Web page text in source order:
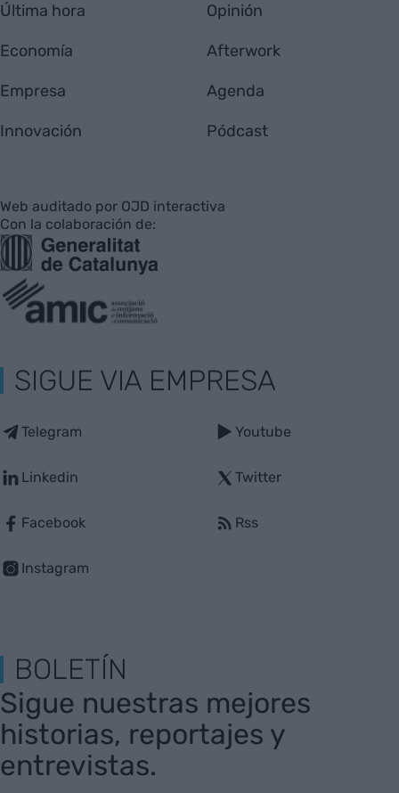
Última hora
Economía
Empresa
Innovación
Opinión
Afterwork
Agenda
Pódcast
Web auditado por OJD interactiva
Con la colaboración de:
SIGUE VIA EMPRESA
Telegram
Linkedin
Facebook
Instagram
Youtube
Twitter
Rss
BOLETÍN
Sigue nuestras mejores
historias, reportajes y
entrevistas.